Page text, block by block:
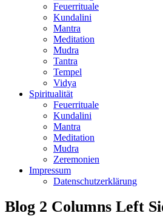
Feuerrituale
Kundalini
Mantra
Meditation
Mudra
Tantra
Tempel
Vidya
Spiritualität
Feuerrituale
Kundalini
Mantra
Meditation
Mudra
Zeremonien
Impressum
Datenschutzerklärung
Blog 2 Columns Left